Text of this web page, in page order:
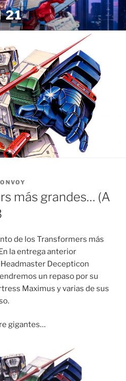
21
más grandes… (A
de los Transformers más
la entrega anterior
Decepticon
un repaso por su
Maximus y varias de sus
gigantes…